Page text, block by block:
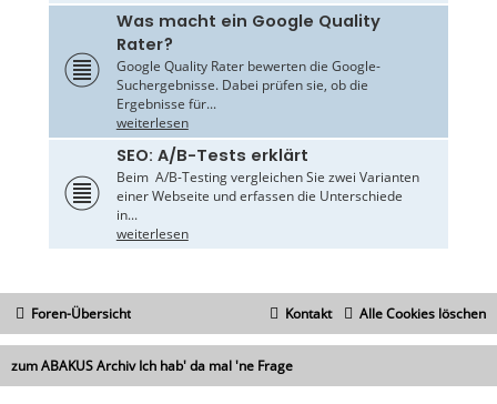
Was macht ein Google Quality
Rater?
Google Quality Rater bewerten die Google-
Suchergebnisse. Dabei prüfen sie, ob die
Ergebnisse für...
weiterlesen
SEO: A/B-Tests erklärt
Beim A/B-Testing vergleichen Sie zwei Varianten
einer Webseite und erfassen die Unterschiede
in...
weiterlesen
Foren-Übersicht Alle Cookies löschen
Kontakt
zum ABAKUS Archiv Ich hab' da mal 'ne Frage